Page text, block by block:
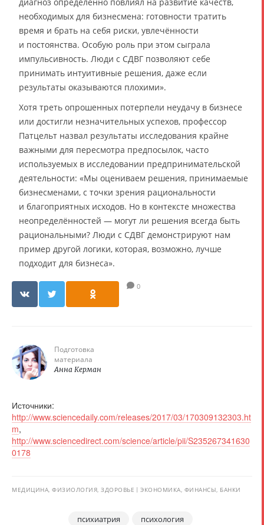
необходимых для бизнесмена: готовности тратить
время и брать на себя риски, увлечённости
и постоянства. Особую роль при этом сыграла
импульсивность. Люди с СДВГ позволяют себе
принимать интуитивные решения, даже если
результаты оказываются плохими».
Хотя треть опрошенных потерпели неудачу в бизнесе
или достигли незначительных успехов, профессор
Патцельт назвал результаты исследования крайне
важными для пересмотра предпосылок, часто
используемых в исследовании предпринимательской
деятельности: «Мы оцениваем решения, принимаемые
бизнесменами, с точки зрения рациональности
и благоприятных исходов. Но в контексте множества
неопределённостей — могут ли решения всегда быть
рациональными? Люди с СДВГ демонстрируют нам
пример другой логики, которая, возможно, лучше
подходит для бизнеса».
0
Подготовка
материала
Анна Керман
Источники:
http://www.sciencedaily.com/releases/2017/03/170309132303.ht
m,
http://www.sciencedirect.com/science/article/pii/S235267341630
0178
МЕДИЦИНА, ФИЗИОЛОГИЯ, ЗДОРОВЬЕ ЭКОНОМИКА, ФИНАНСЫ, БАНКИ
психиатрия психология